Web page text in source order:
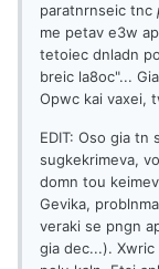
paratnrnseic tnc
me petav e3w
tetoiec dnladn
breic la8oc"...
Opwc kai vaxei,
EDIT: Oso gia
sugkekrimeva,
domn tou
Gevika,
veraki se pngn
gia dec...).